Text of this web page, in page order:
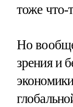
тоже что-
Но
зрения и